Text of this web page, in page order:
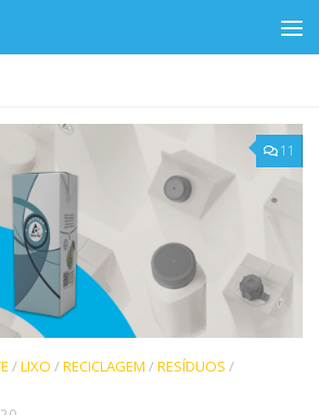
11
/LIXO /RECICLAGEM /RESÍDUOS /